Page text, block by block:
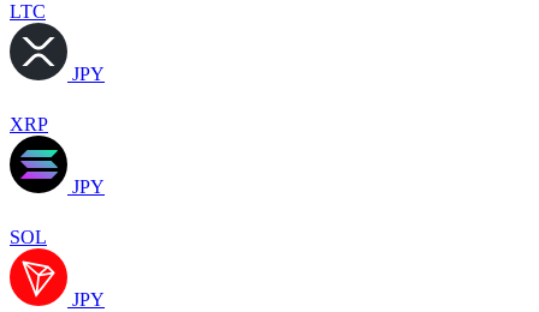
LTC
JPY
XRP
JPY
SOL
JPY